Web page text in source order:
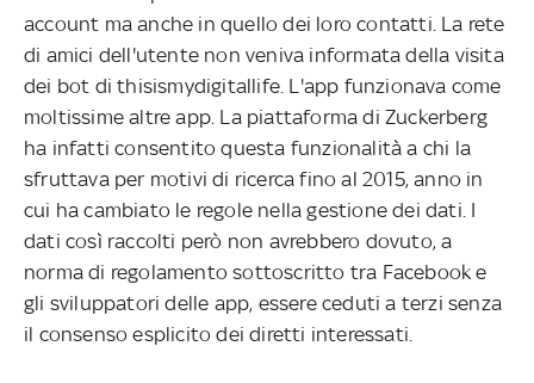
account ma anche in quello dei loro contatti. La rete
di amici dell'utente non veniva informata della visita
dei bot di thisismydigitallife. L'app funzionava come
moltissime altre app. La piattaforma di Zuckerberg
ha infatti consentito questa funzionalità a chi la
sfruttava per motivi di ricerca fino al 2015, anno in
cui ha cambiato le regole nella gestione dei dati. I
dati così raccolti però non avrebbero dovuto, a
norma di regolamento sottoscritto tra Facebook e
gli sviluppatori delle app, essere ceduti a terzi senza
il consenso esplicito dei diretti interessati.